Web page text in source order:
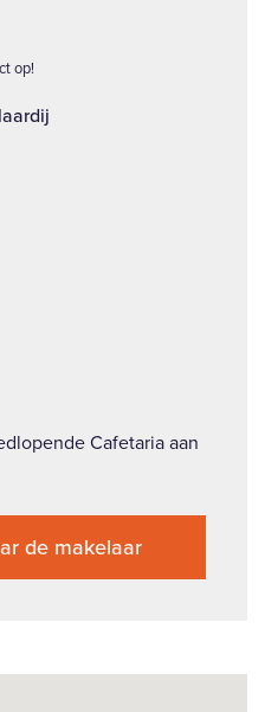
op!
Cafetaria aan
de makelaar